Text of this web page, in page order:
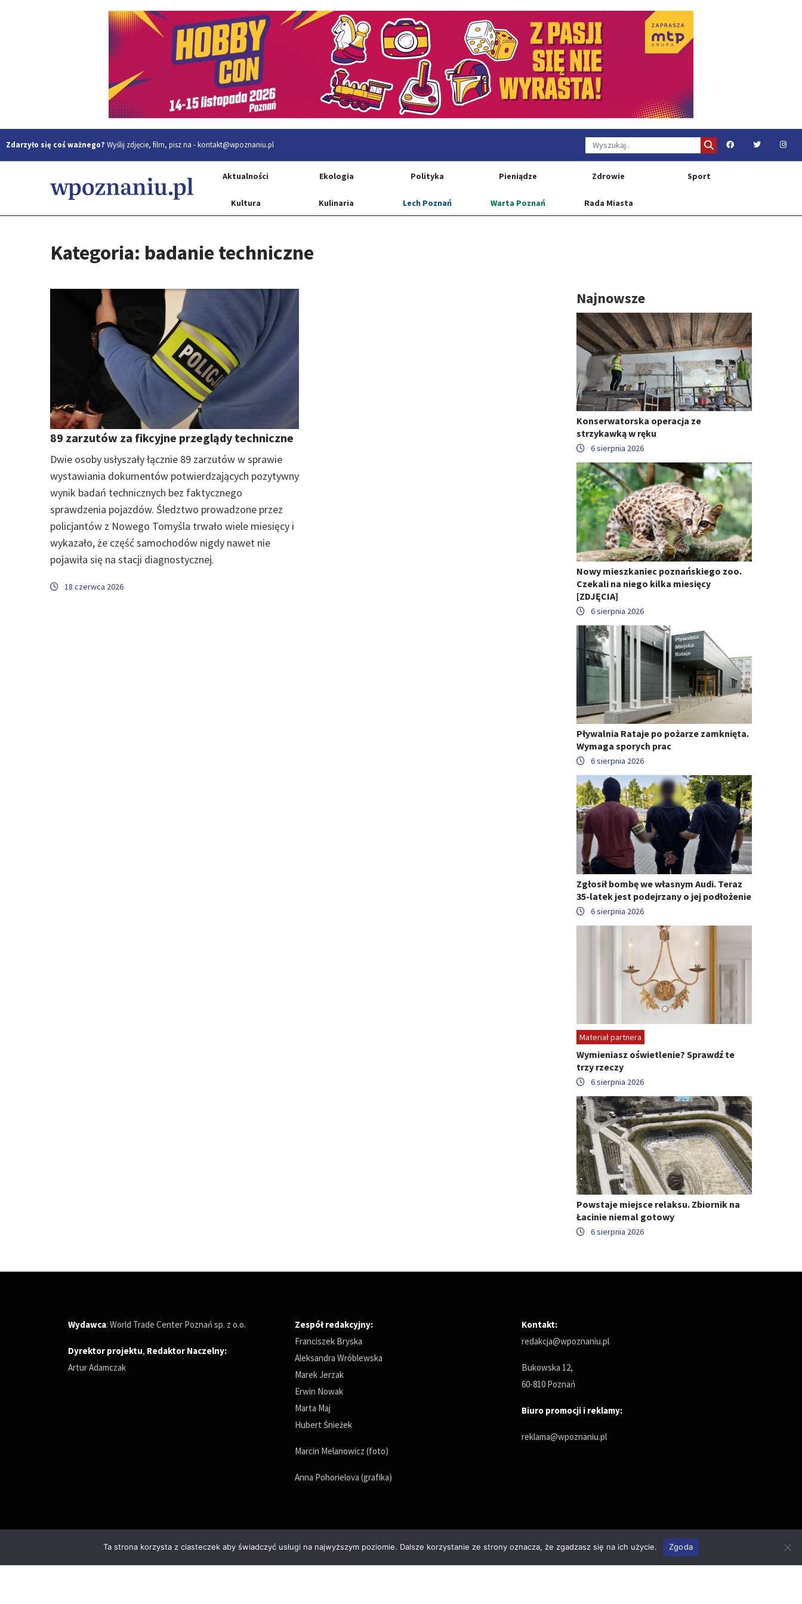
Zdarzyło się coś ważnego? Wyślij zdjęcie, film, pisz na -kontakt@wpoznaniu.pl
Aktualności Ekologia Polityka Pieniądze Zdrowie Sport
Kultura Kulinaria Lech Poznań Warta Poznań Rada Miasta
Kategoria: badanie techniczne
89 zarzutów za fikcyjne przeglądy techniczne
Dwie osoby usłyszały łącznie 89 zarzutów w sprawie
wystawiania dokumentów potwierdzających pozytywny
wynik badań technicznych bez faktycznego
sprawdzenia pojazdów. Śledztwo prowadzone przez
policjantów z Nowego Tomyśla trwało wiele miesięcy i
wykazało, że część samochodów nigdy nawet nie
pojawiła się na stacji diagnostycznej.
18 czerwca 2026
Najnowsze
Konserwatorska operacja ze
strzykawką w ręku
6 sierpnia 2026
Nowy mieszkaniec poznańskiego zoo.
Czekali na niego kilka miesięcy
[ZDJĘCIA]
6 sierpnia 2026
Pływalnia Rataje po pożarze zamknięta.
Wymaga sporych prac
6 sierpnia 2026
Zgłosił bombę we własnym Audi. Teraz
35-latek jest podejrzany o jej podłożenie
6 sierpnia 2026
Materiał partnera
Wymieniasz oświetlenie? Sprawdź te
trzy rzeczy
6 sierpnia 2026
Powstaje miejsce relaksu. Zbiornik na
Łacinie niemal gotowy
6 sierpnia 2026
Wydawca: World Trade Center Poznań sp. z o.o.
Dyrektor projektu, Redaktor Naczelny:
Artur Adamczak
Zespół redakcyjny:
Franciszek Bryska
Aleksandra Wróblewska
Marek Jerzak
Erwin Nowak
Marta Maj
Hubert Śnieżek
Marcin Melanowicz (foto)
Anna Pohorielova (grafika)
Kontakt:
redakcja@wpoznaniu.pl
Bukowska 12,
60-810 Poznań
Biuro promocji i reklamy:
reklama@wpoznaniu.pl
Ta strona korzysta z ciasteczek aby świadczyć usługi na najwyższym poziomie. Dalsze korzystanie ze strony oznacza, że zgadzasz się na ich użycie. Zgoda